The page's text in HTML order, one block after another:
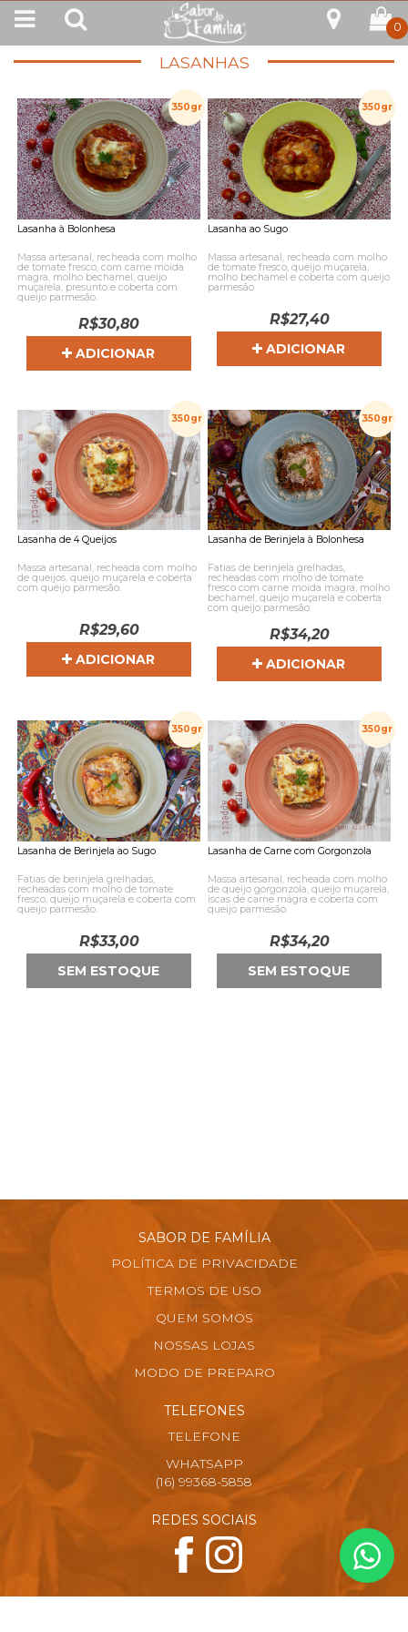
0
LASANHAS
350gr
Lasanha à Bolonhesa
Massa artesanal, recheada com molho
de tomate fresco, com carne moída
magra, molho bechamel, queijo
muçarela, presunto e coberta com
queijo parmesão.
R$30,80
ADICIONAR
350gr
Lasanha ao Sugo
Massa artesanal, recheada com molho
de tomate fresco, queijo muçarela,
molho bechamel e coberta com queijo
parmesão.
R$27,40
ADICIONAR
350gr
Lasanha de 4 Queijos
Massa artesanal, recheada com molho
de queijos, queijo muçarela e coberta
com queijo parmesão.
R$29,60
ADICIONAR
350gr
Lasanha de Berinjela à Bolonhesa
Fatias de berinjela grelhadas,
recheadas com molho de tomate
fresco com carne moída magra, molho
bechamel, queijo muçarela e coberta
com queijo parmesão.
R$34,20
ADICIONAR
350gr
Lasanha de Berinjela ao Sugo
Fatias de berinjela grelhadas,
recheadas com molho de tomate
fresco, queijo muçarela e coberta com
queijo parmesão.
R$33,00
SEM ESTOQUE
350gr
Lasanha de Carne com Gorgonzola
Massa artesanal, recheada com molho
de queijo gorgonzola, queijo muçarela,
iscas de carne magra e coberta com
queijo parmesão.
R$34,20
SEM ESTOQUE
SABOR DE FAMÍLIA
POLÍTICA DE PRIVACIDADE
TERMOS DE USO
QUEM SOMOS
NOSSAS LOJAS
MODO DE PREPARO
TELEFONES
TELEFONE
WHATSAPP
(16) 99368-5858
REDES SOCIAIS
FORMAS DE PAGAMENTO